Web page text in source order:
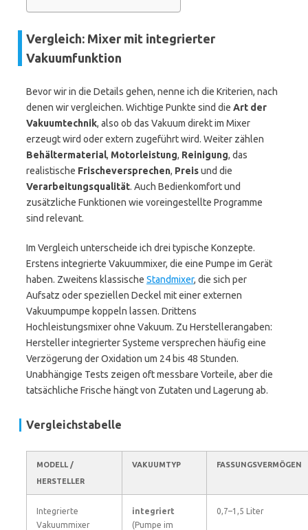
Vergleich: Mixer mit integrierter
Vakuumfunktion
Bevor wir in die Details gehen, nenne ich die Kriterien, nach
denen wir vergleichen. Wichtige Punkte sind die Art der
Vakuumtechnik, also ob das Vakuum direkt im Mixer
erzeugt wird oder extern zugeführt wird. Weiter zählen
Behältermaterial, Motorleistung, Reinigung, das
realistische Frischeversprechen, Preisund die
Verarbeitungsqualität. Auch Bedienkomfort und
zusätzliche Funktionen wie voreingestellte Programme
sind relevant.
Im Vergleich unterscheide ich drei typische Konzepte.
Erstens integrierte Vakuummixer, die eine Pumpe im Gerät
haben. Zweitens klassische Standmixer, die sich per
Aufsatz oder speziellen Deckel mit einer externen
Vakuumpumpe koppeln lassen. Drittens
Hochleistungsmixer ohne Vakuum. Zu Herstellerangaben:
Hersteller integrierter Systeme versprechen häufig eine
Verzögerung der Oxidation um 24 bis 48 Stunden.
Unabhängige Tests zeigen oft messbare Vorteile, aber die
tatsächliche Frische hängt von Zutaten und Lagerung ab.
Vergleichstabelle
MODELL /
HERSTELLER
VAKUUMTYP FASSUNGSVERMÖGEN
Integrierte
Vakuummixer
integriert
(Pumpe im
0,7–1,5 Liter